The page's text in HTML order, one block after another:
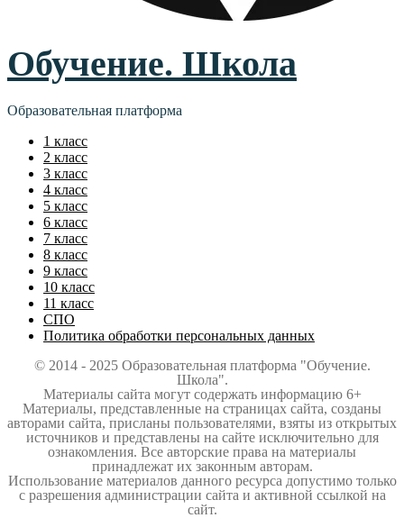
Обучение. Школа
Образовательная платформа
1 класс
2 класс
3 класс
4 класс
5 класс
6 класс
7 класс
8 класс
9 класс
10 класс
11 класс
СПО
Политика обработки персональных данных
© 2014 - 2025 Образовательная платформа "Обучение.
Школа".
Материалы сайта могут содержать информацию 6+
Материалы, представленные на страницах сайта, созданы
авторами сайта, присланы пользователями, взяты из открытых
источников и представлены на сайте исключительно для
ознакомления. Все авторские права на материалы
принадлежат их законным авторам.
Использование материалов данного ресурса допустимо только
с разрешения администрации сайта и активной ссылкой на
сайт.